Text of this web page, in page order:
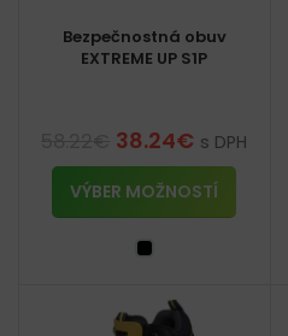
Bezpečnostná obuv
EXTREME UP S1P
38.24€ s DPH
VÝBER MOŽNOSTÍ